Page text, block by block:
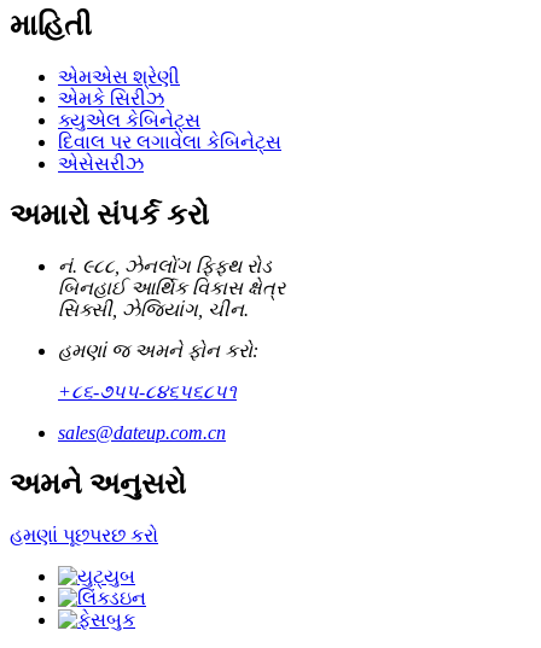
માહિતી
એમએસ શ્રેણી
એમકે સિરીઝ
ક્યુએલ કેબિનેટ્સ
દિવાલ પર લગાવેલા કેબિનેટ્સ
એસેસરીઝ
અમારો સંપર્ક કરો
નં. ૯૮૮, ઝેનલોંગ ફિફ્થ રોડ
બિનહાઈ આર્થિક વિકાસ ક્ષેત્ર
સિક્સી, ઝેજિયાંગ, ચીન.
હમણાં જ અમને ફોન કરો:
+૮૬-૭૫૫-૮૪૬૫૬૮૫૧
sales@dateup.com.cn
અમને અનુસરો
હમણાં પૂછપરછ કરો